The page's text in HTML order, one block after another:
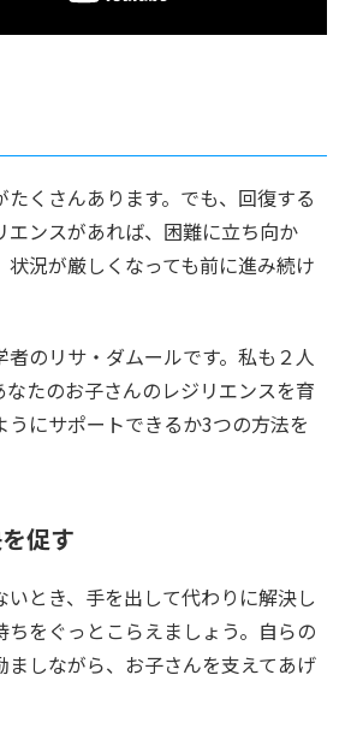
たくさんあります。でも、回復する
エンスがあれば、困難に立ち向か
状況が厳しくなっても前に進み続け
者のリサ・ダムールです。私も２人
なたのお子さんのレジリエンスを育
うにサポートできるか3つの方法を
促す
いとき、手を出して代わりに解決し
ちをぐっとこらえましょう。自らの
ましながら、お子さんを支えてあげ